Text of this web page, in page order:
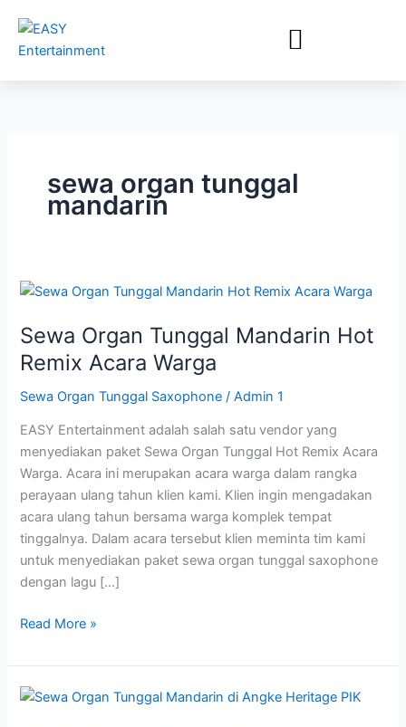
konten
sewa organ tunggal
mandarin
Sewa Organ Tunggal Mandarin Hot
Remix Acara Warga
Sewa Organ Tunggal Saxophone /Admin 1
EASY Entertainment adalah salah satu vendor yang
menyediakan paket Sewa Organ Tunggal Hot Remix Acara
Warga. Acara ini merupakan acara warga dalam rangka
perayaan ulang tahun klien kami. Klien ingin mengadakan
acara ulang tahun bersama warga komplek tempat
tinggalnya. Dalam acara tersebut klien meminta tim kami
untuk menyediakan paket sewa organ tunggal saxophone
dengan lagu […]
Sewa
Tunggal
Mandarin
Hot
Remix
Read More »
Sewa